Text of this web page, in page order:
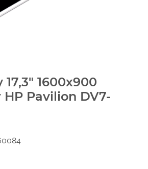
17,3" 1600x900
Pavilion DV7-